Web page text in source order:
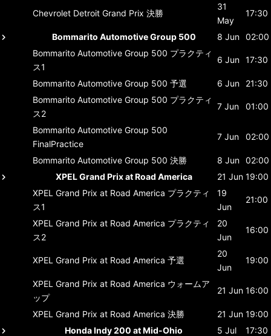
Chevrolet Detroit Grand Prix 決勝
31
May
17:30
Bommarito Automotive Group 500 8 Jun 02:00
Bommarito Automotive Group 500 プラクティ
ス1
6 Jun 17:30
Bommarito Automotive Group 500 予選 6 Jun
21:30
Bommarito Automotive Group 500 プラクティ
ス2
7 Jun 01:00
Bommarito Automotive Group 500
FinalPractice
7 Jun 02:00
Bommarito Automotive Group 500 決勝 8 Jun 02:00
XPEL Grand Prix at Road America
21 Jun 19:00
XPEL Grand Prix at Road America プラクティ
ス1
19
Jun
21:00
XPEL Grand Prix at Road America プラクティ
ス2
20
Jun
16:00
XPEL Grand Prix at Road America 予選
20
Jun
19:00
XPEL Grand Prix at Road America ウォームア
ップ
21 Jun 16:00
XPEL Grand Prix at Road America 決勝 21 Jun 19:00
Honda Indy 200 at Mid-Ohio
5 Jul
17:30